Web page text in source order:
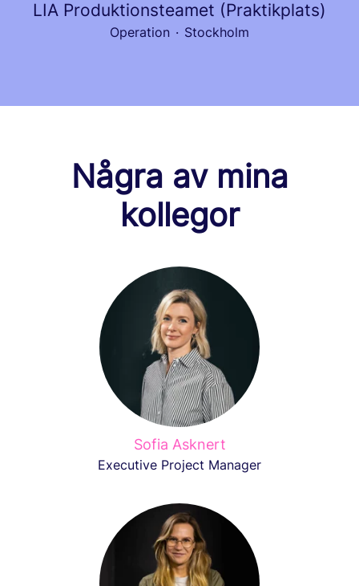
LIA Produktionsteamet (Praktikplats)
Operation · Stockholm
Några av mina
kollegor
Sofia Asknert
Executive Project Manager